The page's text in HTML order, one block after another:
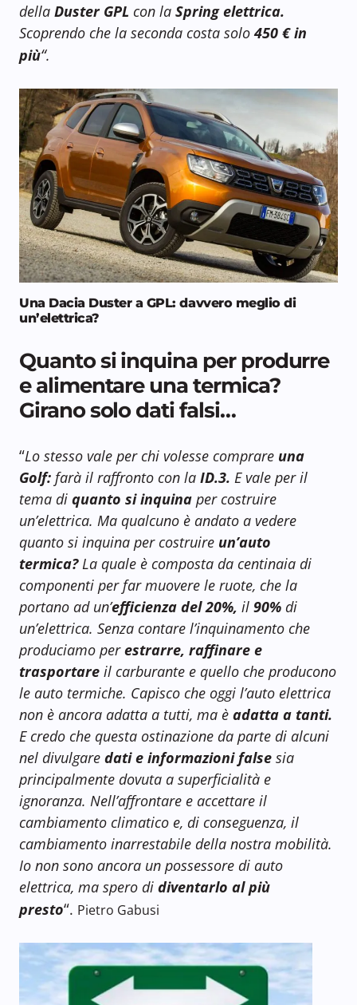
della Duster GPL con la Spring elettrica.
Scoprendo che la seconda costa solo450 € in
più“.
Una Dacia Duster a GPL: davvero meglio di
un’elettrica?
Quanto si inquina per produrre
e alimentare una termica?
Girano solo dati falsi…
“Lo stesso vale per chi volesse comprare una
Golf: farà il raffronto con la ID.3. E vale per il
tema di quanto si inquina per costruire
un’elettrica. Ma qualcuno è andato a vedere
quanto si inquina per costruire un’auto
termica?La quale è composta da centinaia di
componenti per far muovere le ruote, che la
portano ad un’efficienza del 20%, il 90% di
un’elettrica. Senza contare l’inquinamento che
produciamo perestrarre, raffinare e
trasportare il carburante e quello che producono
le auto termiche. Capisco che oggi l’auto elettrica
non è ancora adatta a tutti, ma è adatta a tanti.
E credo che questa ostinazione da parte di alcuni
nel divulgare dati e informazioni false sia
principalmente dovuta a superficialità e
ignoranza. Nell’affrontare e accettare il
cambiamento climatico e, di conseguenza, il
cambiamento inarrestabile della nostra mobilità.
Io non sono ancora un possessore di auto
elettrica, ma spero di diventarlo al più
presto“. Pietro Gabusi